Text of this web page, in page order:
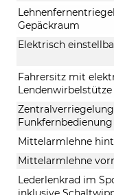
Gepäckraum
Elektrisch
Fahrersitz mit
Lendenwirbelstütze
Funkfernbedienung
Mittelarmlehne
Mittelarmlehne
Lederlenkrad im